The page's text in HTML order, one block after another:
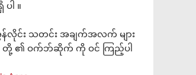
ါ ။
လိုင်း သတင်း အချက်အလက် များ
၏ ဝက်ဘ်ဆိုက် ကို ဝင် ကြည့်ပါ